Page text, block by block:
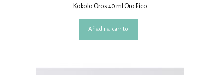
Kokolo Oros 40 ml Oro Rico
Añadir al carrito